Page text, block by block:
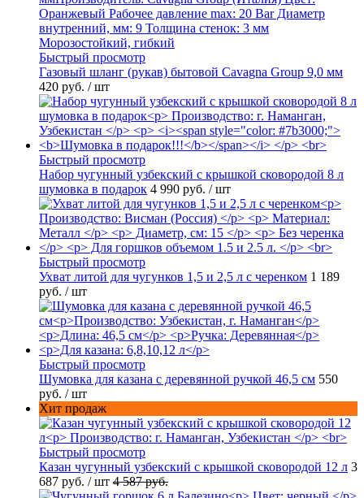
Быстрый просмотр
Газовый шланг (рукав) бытовой Cavagna Group 9,0 мм
420 руб. / шт
Быстрый просмотр
Набор чугунный узбекский с крышкой сковородой 8 л
шумовка в подарок 4 990 руб. / шт
Быстрый просмотр
Ухват литой для чугунков 1,5 и 2,5 л с черенком 1 189
руб. / шт
Быстрый просмотр
Шумовка для казана с деревянной ручкой 46,5 см 550
руб. / шт
Хит продаж
Быстрый просмотр
Казан чугунный узбекский с крышкой сковородой 12 л 3
687 руб. / шт 4 587 руб.